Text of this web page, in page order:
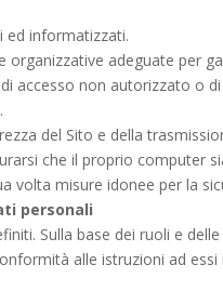
ed informatizzati.
adeguate per
accesso non autorizzato
del Sito e della
che il proprio
misure idonee per la
personali
Sulla base dei ruoli e
alle istruzioni ad